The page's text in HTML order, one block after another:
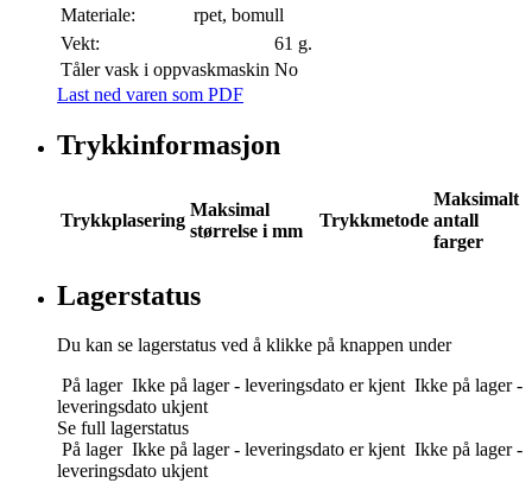
Materiale:
rpet, bomull
Vekt:
61 g.
Tåler vask i oppvaskmaskin No
Last ned varen som PDF
Trykkinformasjon
Trykkplasering
Maksimal
størrelse i mm
Trykkmetode
Maksimalt
antall
farger
Lagerstatus
Du kan se lagerstatus ved å klikke på knappen under
På lager Ikke på lager - leveringsdato er kjent Ikke på lager -
leveringsdato ukjent
Se full lagerstatus
På lager Ikke på lager - leveringsdato er kjent Ikke på lager -
leveringsdato ukjent